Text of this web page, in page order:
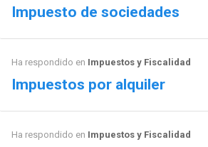
Impuesto de sociedades
Ha respondido en Impuestos y Fiscalidad
Impuestos por alquiler
Ha respondido en Impuestos y Fiscalidad